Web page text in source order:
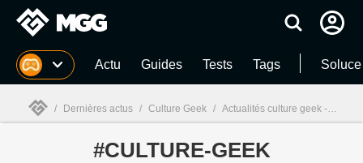
MGG Actu Guides Tests Tags
/ Dernières actus / Culture Geek / Actualités culture geek - infos et actualités - page 106
#CULTURE-GEEK